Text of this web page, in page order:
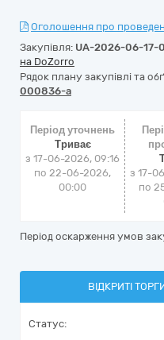
Оголошення про
Закупівля: UA-2026-06-17-
на DoZorro
Рядок плану закупівлі та
000836-a
Період уточнень
Триває
з 17-06-2026, 09:16
по 22-06-2026,
00:00
з 17-
по
Період оскарження умов
ВІДКРИТІ
Статус: